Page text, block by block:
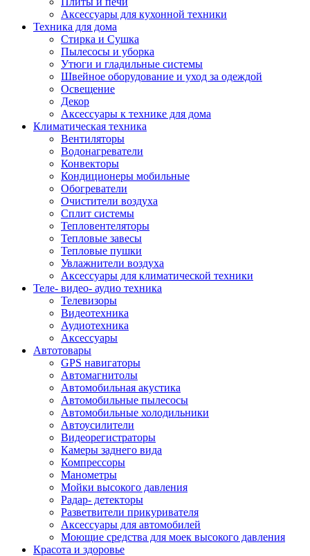
Аксессуары для кухонной техники
Техника для дома
Стирка и Сушка
Пылесосы и уборка
Утюги и гладильные системы
Швейное оборудование и уход за одеждой
Освещение
Декор
Аксессуары к технике для дома
Климатическая техника
Вентиляторы
Водонагреватели
Конвекторы
Кондиционеры мобильные
Обогреватели
Очистители воздуха
Сплит системы
Тепловентеляторы
Тепловые завесы
Тепловые пушки
Увлажнители воздуха
Аксессуары для климатической техники
Теле- видео- аудио техника
Телевизоры
Видеотехника
Аудиотехника
Аксессуары
Автотовары
GPS навигаторы
Автомагнитолы
Автомобильная акустика
Автомобильные пылесосы
Автомобильные холодильники
Автоусилители
Видеорегистраторы
Камеры заднего вида
Компрессоры
Манометры
Мойки высокого давления
Радар- детекторы
Разветвители прикуривателя
Аксессуары для автомобилей
Моющие средства для моек высокого давления
Красота и здоровье